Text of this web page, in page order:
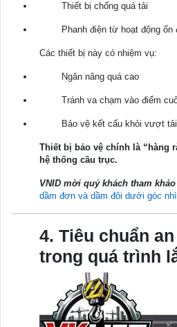
Thiết bị chống quá tải
Phanh điện từ hoạt động ổn
Các thiết bị này có nhiệm vụ:
Ngăn nâng quá cao
Tránh va chạm vào điểm
Bảo vệ kết cấu khỏi vượt tải
Thiết bị bảo vệ chính là “hàng
hệ thống cầu trục.
VNID mời quý khách tham
dầm đơn và dầm đôi dưới góc
4. Tiêu chuẩn
trong quá trình